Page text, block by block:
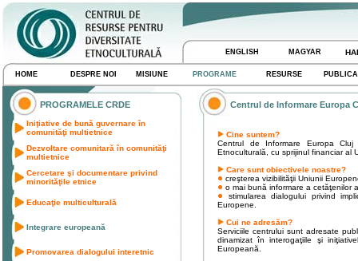
ENGLISH MAGYAR
HOME DESPRE NOI MISIUNE PROGRAME RESURSE
PROGRAMELE CRDE
Iniţiative de bună guvernare în
comunităţi multietnice
Dezvoltare comunitară în comunităţi
multietnice
Cercetare şi documentare privind
minorităţile etnice
Educaţie multiculturală
Integrare europeană
Promovarea dialogului interetnic
Centrul de Informare Europa
Cine suntem?
Centrul de Informare Europa
Etnoculturală, cu sprijinul financiar al
Care sunt obiectivele noastre?
creşterea vizibilităţii Uniunii
o mai bună informare a cetăţenilor
stimularea dialogului privind
Europene.
Cui ne adresăm?
Serviciile centrului sunt adresate
dinamizat în interogaţiile şi
Europeană.